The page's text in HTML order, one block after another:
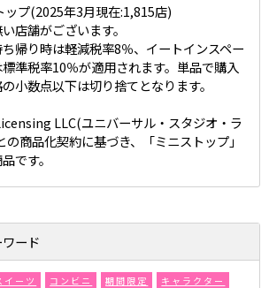
ップ(2025年3月現在:1,815店)
店舗がございます。
帰り時は軽減税率8％、イートインスペー
準税率10％が適用されます。単品で購入
小数点以下は切り捨てとなります。
LLC(ユニバーサル・スタジオ・ラ
商品化契約に基づき、「ミニストップ」
です。
ード
イーツ コンビニ 期間限定
キャラクター